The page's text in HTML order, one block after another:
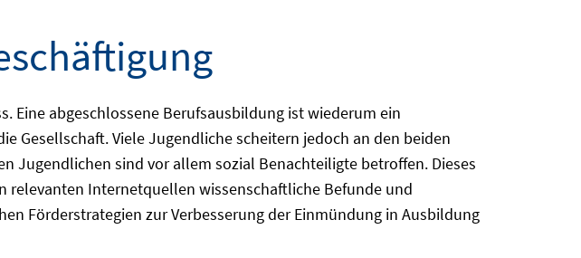
Eine abgeschlossene Berufsausbildung ist wiederum ein
Gesellschaft. Viele Jugendliche scheitern jedoch an den beiden
Jugendlichen sind vor allem sozial Benachteiligte betroffen. Dieses
relevanten Internetquellen wissenschaftliche Befunde und
Förderstrategien zur Verbesserung der Einmündung in Ausbildung